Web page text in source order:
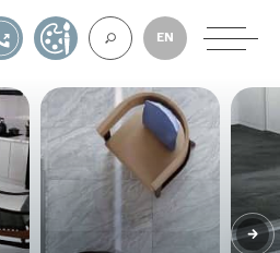
VỀ CHÚNG
EN
1900561582TỰ THIẾT KẾ